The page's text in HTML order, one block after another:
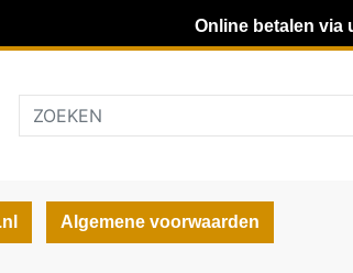
Online betalen via
Algemene voorwaarden